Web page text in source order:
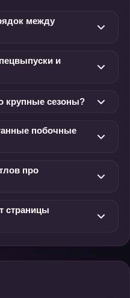
между
и
крупные сезоны?
побочные
про
страницы